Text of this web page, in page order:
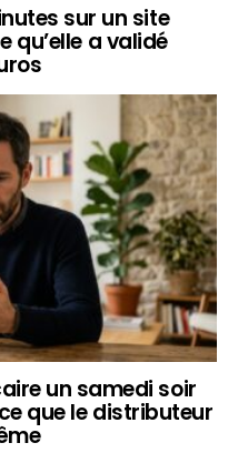
sur un site
qu’elle a validé
un samedi soir
que le distributeur